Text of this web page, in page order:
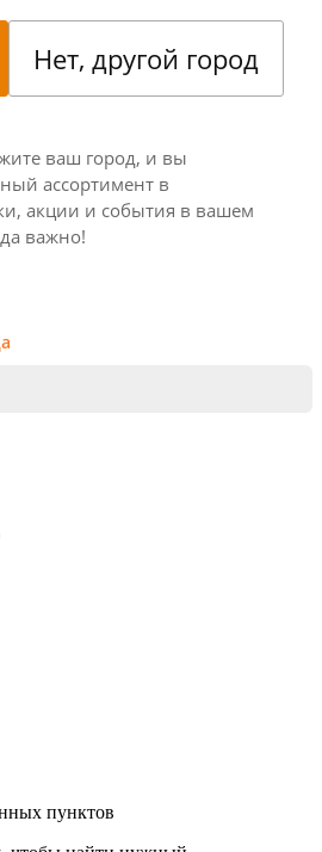
Нет, другой город
ваш город, и вы
ассортимент в
акции и события в вашем
важно!
пунктов